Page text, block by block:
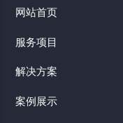
网站首页
服务项目
解决方案
案例展示